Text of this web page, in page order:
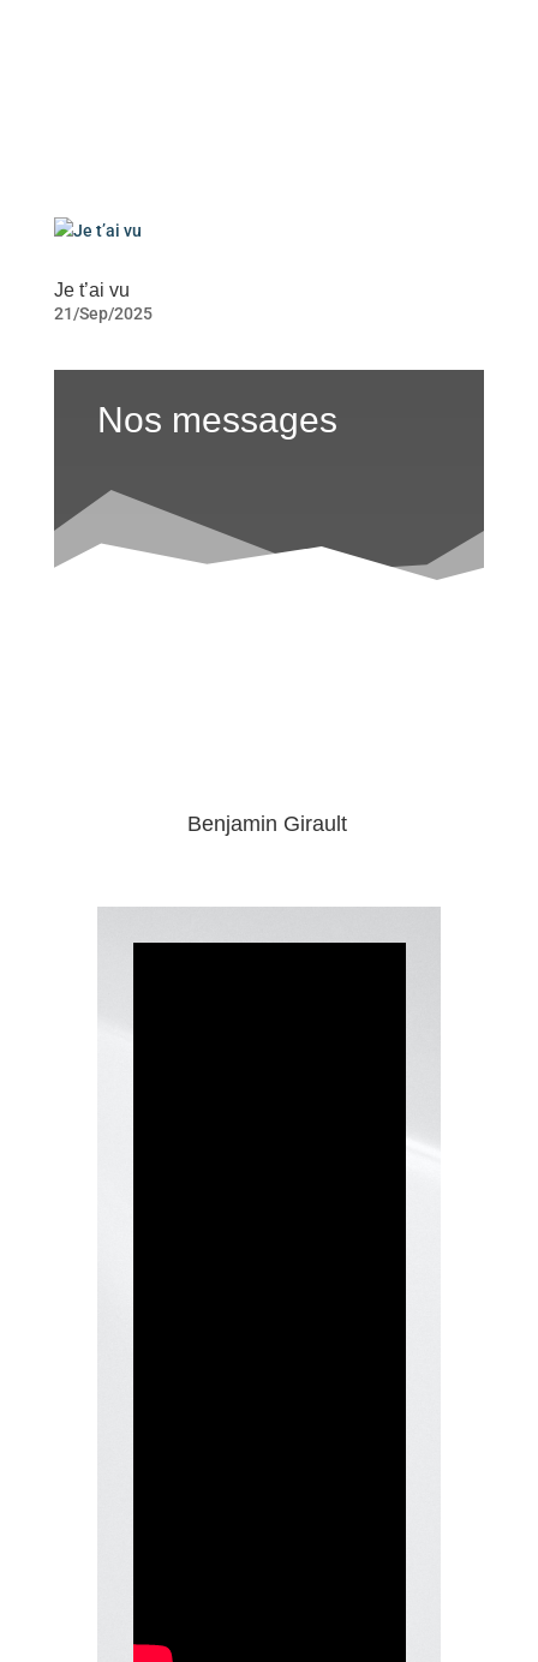
Je t’ai vu
21/Sep/2025
Nos messages
Benjamin Girault